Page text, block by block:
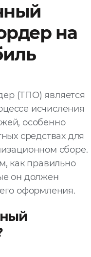
на
(ТПО) является
исчисления
особенно
средствах для
сборе.
как правильно
он должен
оформления.